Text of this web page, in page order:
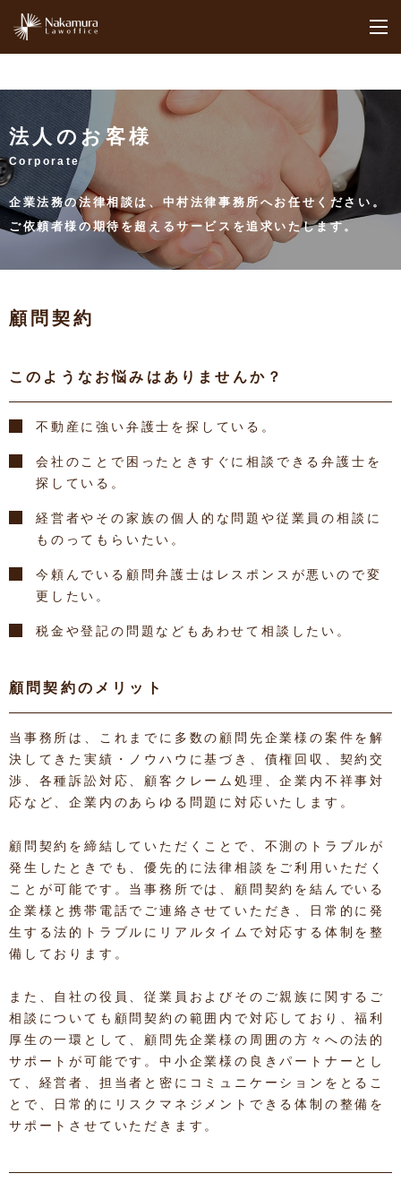
法人のお客様
Corporate
企業法務の法律相談は、中村法律事務所へお任せください。
ご依頼者様の期待を超えるサービスを追求いたします。
顧問契約
このようなお悩みはありませんか？
不動産に強い弁護士を探している。
会社のことで困ったときすぐに相談できる弁護士を
探している。
経営者やその家族の個人的な問題や従業員の相談に
ものってもらいたい。
今頼んでいる顧問弁護士はレスポンスが悪いので変
更したい。
税金や登記の問題などもあわせて相談したい。
顧問契約のメリット
当事務所は、これまでに多数の顧問先企業様の案件を解
決してきた実績・ノウハウに基づき、債権回収、契約交
渉、各種訴訟対応、顧客クレーム処理、企業内不祥事対
応など、企業内のあらゆる問題に対応いたします。
顧問契約を締結していただくことで、不測のトラブルが
発生したときでも、優先的に法律相談をご利用いただく
ことが可能です。当事務所では、顧問契約を結んでいる
企業様と携帯電話でご連絡させていただき、日常的に発
生する法的トラブルにリアルタイムで対応する体制を整
備しております。
また、自社の役員、従業員およびそのご親族に関するご
相談についても顧問契約の範囲内で対応しており、福利
厚生の一環として、顧問先企業様の周囲の方々への法的
サポートが可能です。中小企業様の良きパートナーとし
て、経営者、担当者と密にコミュニケーションをとるこ
とで、日常的にリスクマネジメントできる体制の整備を
サポートさせていただきます。